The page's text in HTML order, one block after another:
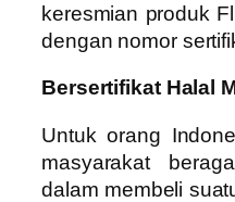
keresmian produk
dengan nomor
Bersertifikat Halal
Untuk orang
masyarakat
dalam membeli